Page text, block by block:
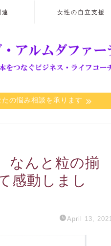
女性の自立支援
たの悩み相談を承ります
なんと粒の揃
感動しまし
April 13, 2021